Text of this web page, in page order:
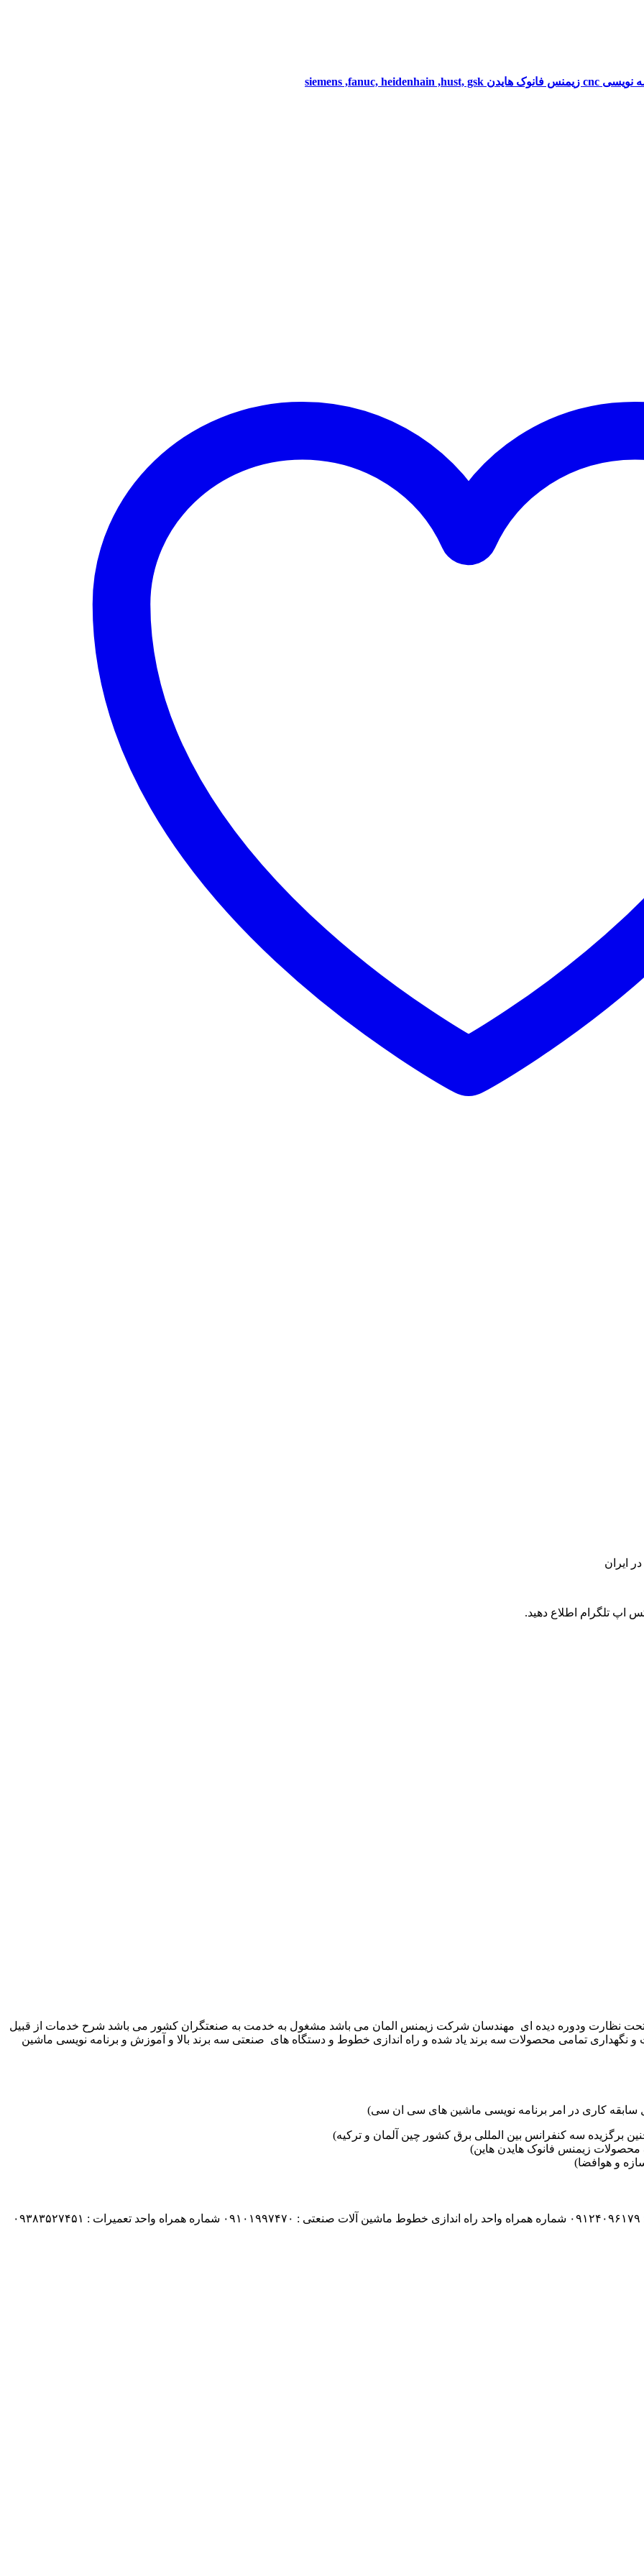
اپ تلگرام اطلاع دهید.
تکنوست با مدیریت مهندس علی فرخانی که از سال ۱۳۶۵ تحت نظارت ودوره دیده ای مهندسان شرکت زیمنس المان می باشد مشغول به خدمت به صنعتگران کشور می باشد شرح خدمات از قبیل
نگهداری تمامی محصولات سه برند یاد شده و راه اندازی خطوط و دستگاه های صنعتی سه برند بالا و آموزش و برنامه نویسی ماشین
برگزیده سه کنفرانس بین المللی برق کشور چین آلمان و ترکیه)
زیمنس فانوک هایدن هاین)
و هوافضا)